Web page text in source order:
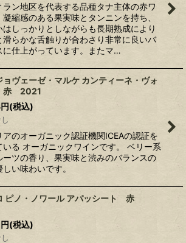
ラン地区を代表する品種タナ主体の赤ワ
凝縮感のある果実味とタンニンを持ち、
はしっかりとしながらも長期熟成により
滑らかな舌触りが合わさり非常に良いバ
に仕上がっています。またマ…
ョヴェーゼ・マルケ カンティーネ・ヴォ
赤 2021
円(税込)
アのオーガニック認証機関ICEAの認証を
いる オーガニックワインです。 ベリー系
ーツの香り、果実味と渋みのバランスの
しい味わいです。
ピノ・ノワール アパッシート 赤
円(税込)